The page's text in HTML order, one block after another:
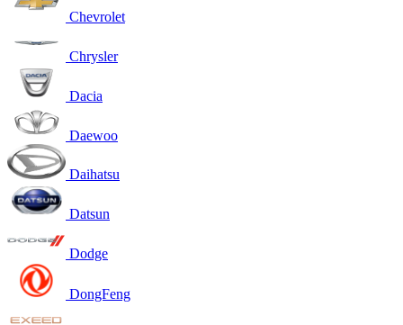
Chevrolet
Chrysler
Dacia
Daewoo
Daihatsu
Datsun
Dodge
DongFeng